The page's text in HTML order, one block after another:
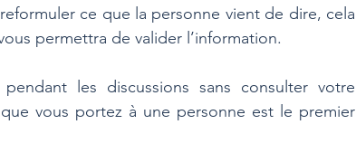
ce que la personne vient de dire, cela
permettra de valider l’information.
les discussions sans consulter votre
vous portez à une personne est le premier